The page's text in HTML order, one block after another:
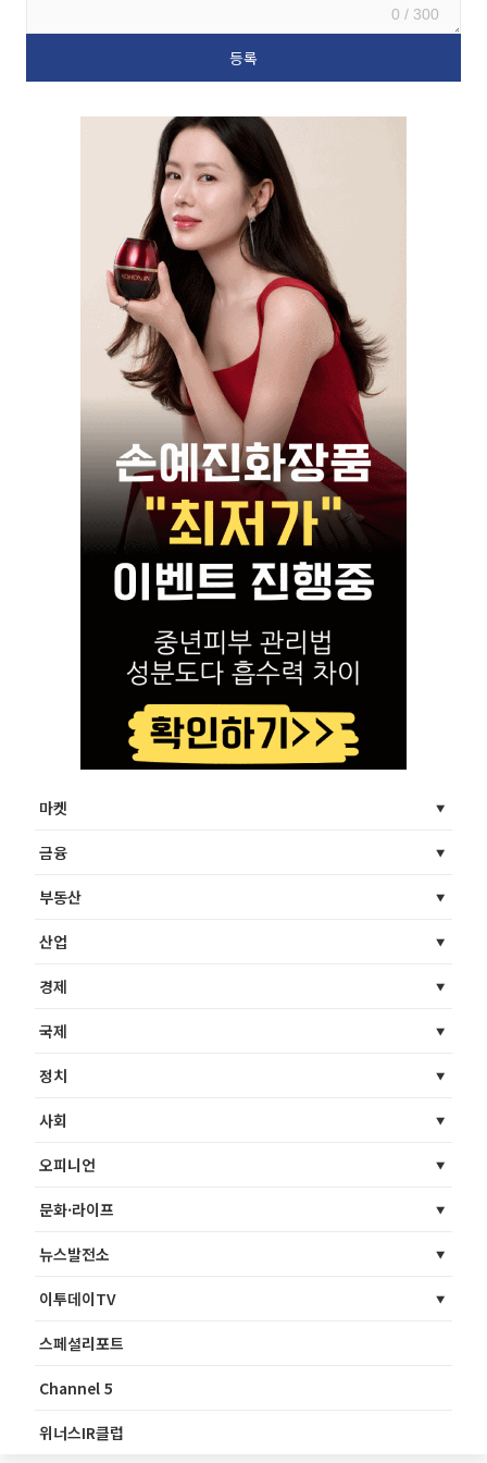
0 / 300
마켓
금융
부동산
산업
경제
국제
정치
사회
오피니언
문화·라이프
뉴스발전소
이투데이TV
스페셜리포트
Channel 5
위너스IR클럽